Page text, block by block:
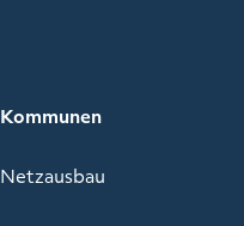
Kommunen
Netzausbau